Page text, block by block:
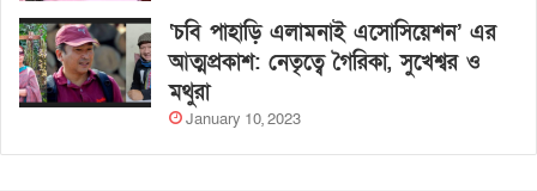
‘চবি পাহাড়ি এলামনাই এসোসিয়েশন’ এর
আত্মপ্রকাশ: নেতৃত্বে গৈরিকা, সুখেশ্বর ও
মথুরা
January 10, 2023